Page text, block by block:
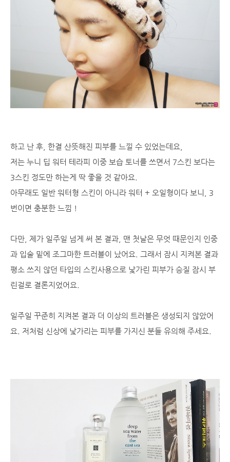
하고 난 후, 한결 산뜻해진 피부를 느낄 수 있었는데요,
저는 누니 딥 워터 테라피 이중 보습 토너를 쓰면서 7스킨 보다는
3스킨 정도만 하는게 딱 좋을 것 같아요.
아무래도 일반 워터형 스킨이 아니라 워터 + 오일형이다 보니, 3
번이면 충분한 느낌 !
다만, 제가 일주일 넘게 써 본 결과, 맨 첫날은 무엇 때문인지 인중
과 입술 밑에 조그마한 트러블이 났어요. 그래서 잠시 지켜본 결과
평소 쓰지 않던 타입의 스킨사용으로 낯가린 피부가 승질 잠시 부
린걸로 결론지었어요.
일주일 꾸준히 지켜본 결과 더 이상의 트러블은 생성되지 않았어
요. 저처럼 신상에 낯가리는 피부를 가지신 분들 유의해 주세요.